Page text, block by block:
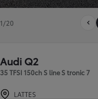
1/20
Audi Q2
35 TFSI 150ch S line S tronic 7
LATTES